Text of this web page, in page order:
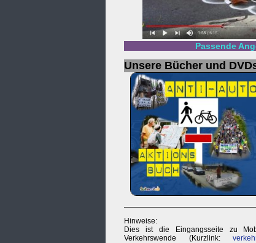
Passende
Unsere Bücher und
Hinweise:
Dies ist die Eingangsseite zu
Verkehrswende (Kurzlink: